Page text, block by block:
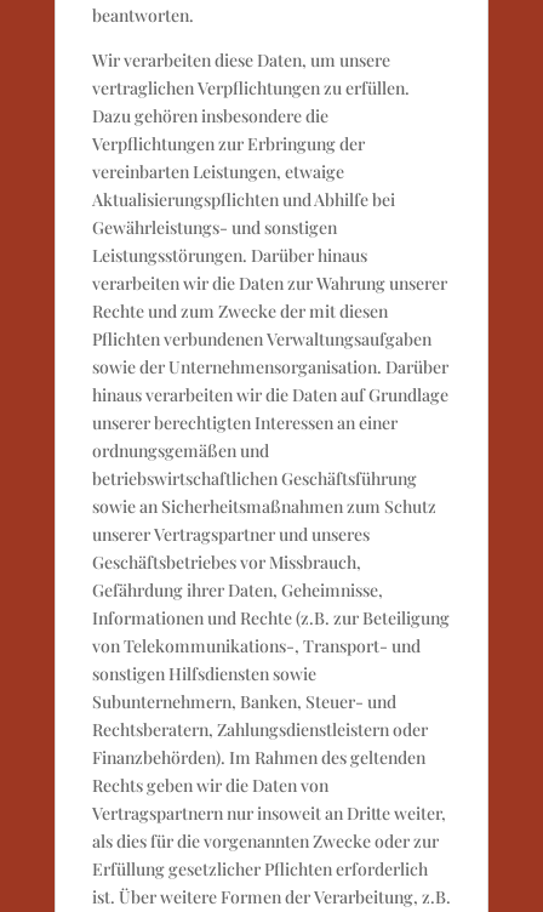
beantworten.
Wir verarbeiten diese Daten, um unsere
vertraglichen Verpflichtungen zu erfüllen.
Dazu gehören insbesondere die
Verpflichtungen zur Erbringung der
vereinbarten Leistungen, etwaige
Aktualisierungspflichten und Abhilfe bei
Gewährleistungs- und sonstigen
Leistungsstörungen. Darüber hinaus
verarbeiten wir die Daten zur Wahrung unserer
Rechte und zum Zwecke der mit diesen
Pflichten verbundenen Verwaltungsaufgaben
sowie der Unternehmensorganisation. Darüber
hinaus verarbeiten wir die Daten auf Grundlage
unserer berechtigten Interessen an einer
ordnungsgemäßen und
betriebswirtschaftlichen Geschäftsführung
sowie an Sicherheitsmaßnahmen zum Schutz
unserer Vertragspartner und unseres
Geschäftsbetriebes vor Missbrauch,
Gefährdung ihrer Daten, Geheimnisse,
Informationen und Rechte (z.B. zur Beteiligung
von Telekommunikations-, Transport- und
sonstigen Hilfsdiensten sowie
Subunternehmern, Banken, Steuer- und
Rechtsberatern, Zahlungsdienstleistern oder
Finanzbehörden). Im Rahmen des geltenden
Rechts geben wir die Daten von
Vertragspartnern nur insoweit an Dritte weiter,
als dies für die vorgenannten Zwecke oder zur
Erfüllung gesetzlicher Pflichten erforderlich
ist. Über weitere Formen der Verarbeitung, z.B.